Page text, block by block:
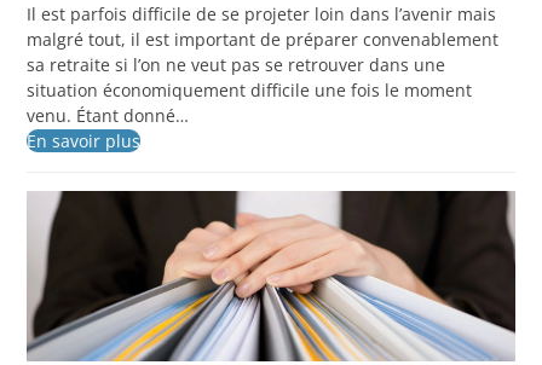
Il est parfois difficile de se projeter loin dans l’avenir mais
malgré tout, il est important de préparer convenablement
sa retraite si l’on ne veut pas se retrouver dans une
situation économiquement difficile une fois le moment
venu. Étant donné…
En savoir plus